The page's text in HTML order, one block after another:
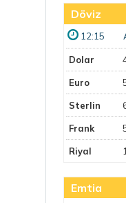
Döviz
12:15
Dolar
Euro
Sterlin
Frank
Riyal
Emtia